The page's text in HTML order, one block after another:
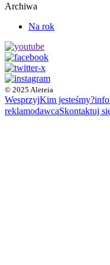
Archiwa
Na rok
© 2025 Aleteia
WesprzyjKim jesteśmy?
reklamodawcąSkontaktuj